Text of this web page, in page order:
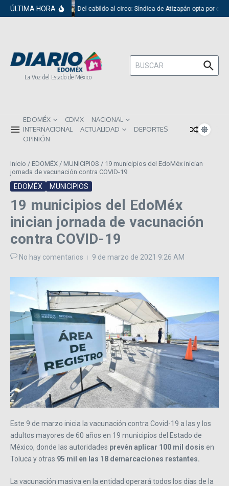
Saltar al contenido
ÚLTIMA HORA Del cabildo al circo: Síndica de Atizapán opta por el
La Voz del Estado de México
Buscar:
EDOMÉX CDMX
NACIONAL
INTERNACIONAL
ACTUALIDAD
DEPORTES
OPINIÓN
Inicio / EDOMÉX / MUNICIPIOS / 19 municipios del EdoMéx inician
jornada de vacunación contra COVID-19
EDOMÉX MUNICIPIOS
19 municipios del EdoMéx
inician jornada de vacunación
contra COVID-19
No hay comentarios 9 de marzo de 2021 9:26 AM
Este 9 de marzo inicia la vacunación contra Covid-19 a las y los
adultos mayores de 60 años en 19 municipios del Estado de
México, donde las autoridades prevén aplicar 100 mil dosis en
Toluca y otras 95 mil en las 18 demarcaciones restantes.
La vacunación masiva en la entidad operará todos los días de la